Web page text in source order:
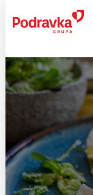
content